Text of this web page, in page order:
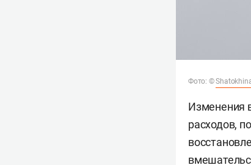
Фото: ©
Изменения
расходов,